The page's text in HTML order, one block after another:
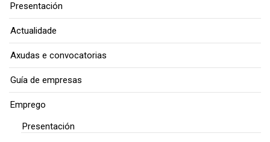
Presentación
Actualidade
Axudas e convocatorias
Guía de empresas
Emprego
Presentación